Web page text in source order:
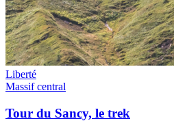
Liberté
Massif central
Tour du Sancy, le trek